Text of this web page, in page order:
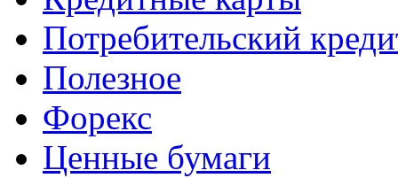
Потребительский
Полезное
Форекс
Ценные бумаги